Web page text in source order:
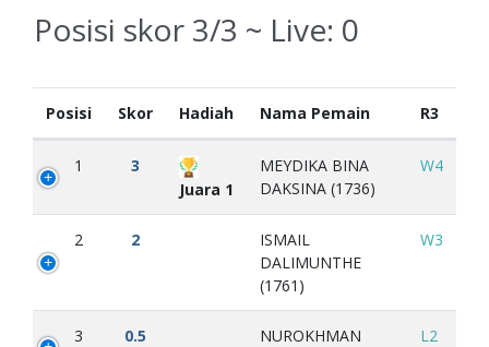
Posisi skor 3/3 ~ Live: 0
Posisi Skor Hadiah Nama Pemain R3
1
3
Juara 1
MEYDIKA BINA
DAKSINA (1736)
W4
2 2
ISMAIL
DALIMUNTHE
(1761)
W3
3 0.5
NUROKHMAN
L2